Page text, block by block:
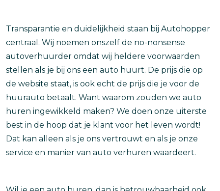
Transparantie en duidelijkheid staan bij Autohopper
centraal. Wij noemen onszelf de no-nonsense
autoverhuurder omdat wij heldere voorwaarden
stellen als je bij ons een auto huurt. De prijs die op
de website staat, is ook echt de prijs die je voor de
huurauto betaalt. Want waarom zouden we auto
huren ingewikkeld maken? We doen onze uiterste
best in de hoop dat je klant voor het leven wordt!
Dat kan alleen als je ons vertrouwt en als je onze
service en manier van auto verhuren waardeert.